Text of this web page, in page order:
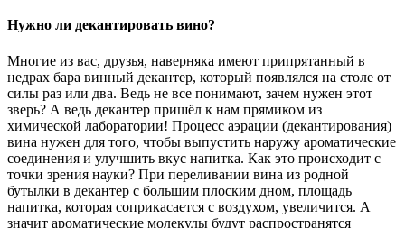
Нужно ли декантировать вино?
Многие из вас, друзья, наверняка имеют припрятанный в
недрах бара винный декантер, который появлялся на столе от
силы раз или два. Ведь не все понимают, зачем нужен этот
зверь? А ведь декантер пришёл к нам прямиком из
химической лаборатории! Процесс аэрации (декантирования)
вина нужен для того, чтобы выпустить наружу ароматические
соединения и улучшить вкус напитка. Как это происходит с
точки зрения науки? При переливании вина из родной
бутылки в декантер с большим плоским дном, площадь
напитка, которая соприкасается с воздухом, увеличится. А
значит ароматические молекулы будут распространятся